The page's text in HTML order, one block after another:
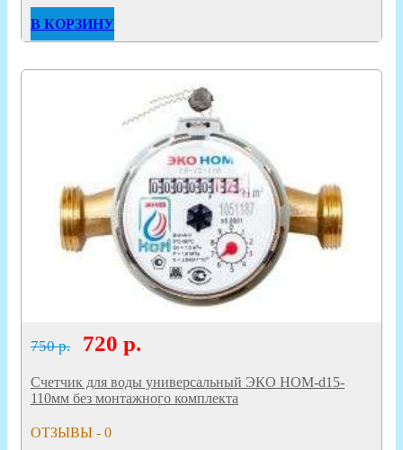
В КОРЗИНУ
750 р. 720 р.
Счетчик для воды универсальный ЭКО НОМ-d15-
110мм без монтажного комплекта
ОТЗЫВЫ - 0